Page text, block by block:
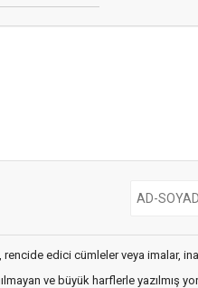
rencide edici cümleler veya imalar,
ve büyük harflerle yazılmış